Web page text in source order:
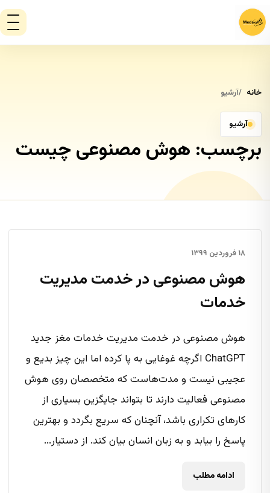
خانه آرشیو
آرشیو
برچسب: هوش مصنوعی چیست
۱۸ فروردین ۱۳۹۹
هوش مصنوعی در خدمت مدیریت
خدمات
هوش مصنوعی در خدمت مدیریت خدمات مغز جدید
ChatGPT اگرچه غوغایی به پا کرده اما این چیز بدیع و
عجیبی نیست و مدت‌هاست که متخصصان روی هوش
مصنوعی فعالیت دارند تا بتواند جایگزین بسیاری از
کارهای تکراری باشد، آنچنان که سریع بگردد و بهترین
پاسخ را بیابد و به زبان انسان بیان کند. از دستیار...
ادامه مطلب